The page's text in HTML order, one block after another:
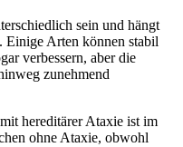
sein und hängt
Einige Arten können stabil
verbessern, aber die
zunehmend
hereditärer Ataxie ist im
ohne Ataxie, obwohl